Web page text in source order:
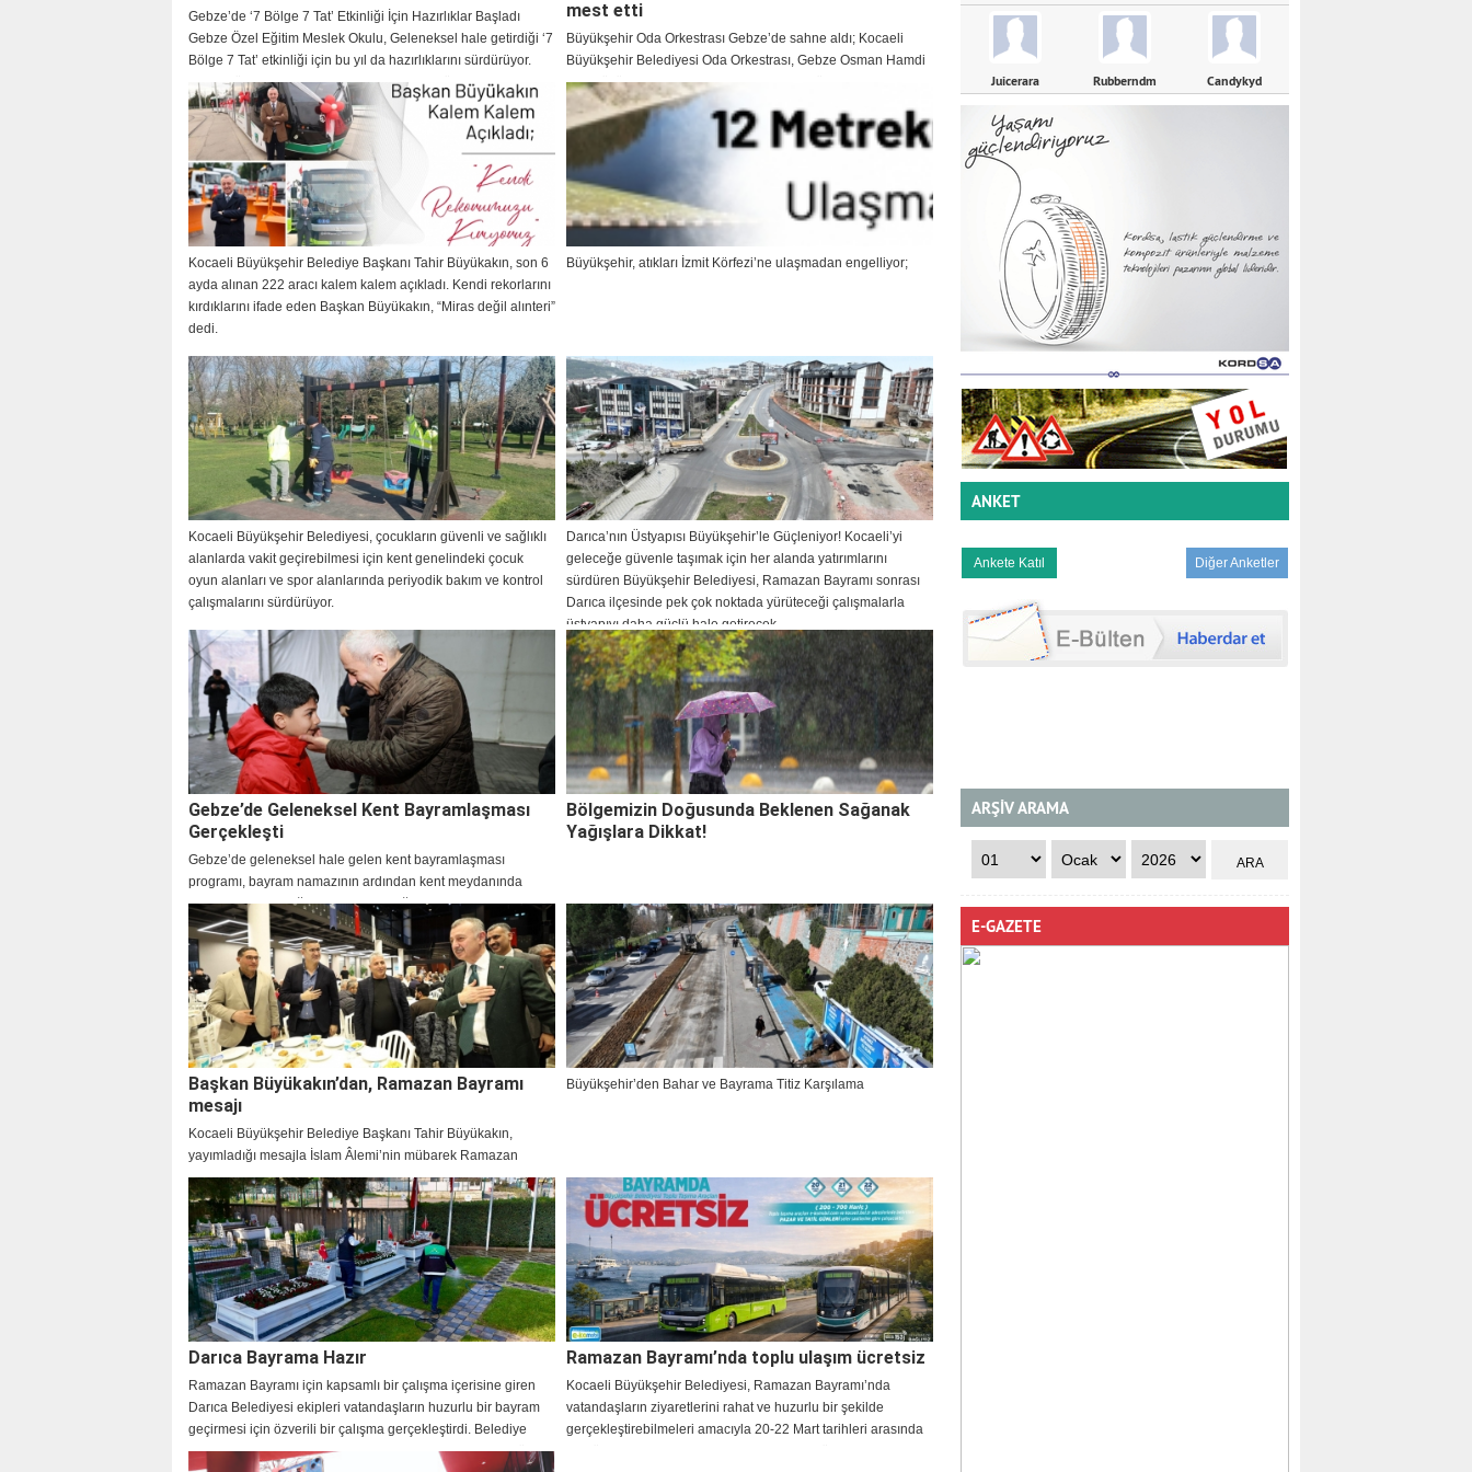
Gebze’de ‘7 Bölge 7 Tat’ Etkinliği İçin Hazırlıklar Başladı
Gebze Özel Eğitim Meslek Okulu, Geleneksel hale getirdiği ‘7
Bölge 7 Tat’ etkinliği için bu yıl da hazırlıklarını sürdürüyor.
Etkinlik öncesinde okul yetkilisiyle kısa bir röportaj
gerçekleştirdik.
mest etti
Büyükşehir Oda Orkestrası Gebze’de sahne aldı; Kocaeli
Büyükşehir Belediyesi Oda Orkestrası, Gebze Osman Hamdi
Bey Kültür Merkezi’nde Toygar Işıklı dizi müziklerini
sahneledi. Şef Engin Şen yönetimindeki konser, senfonik
yorumlarıyla Gebzelileri mest etti.
Kocaeli Büyükşehir Belediye Başkanı Tahir Büyükakın, son 6
ayda alınan 222 aracı kalem kalem açıkladı. Kendi rekorlarını
kırdıklarını ifade eden Başkan Büyükakın, “Miras değil alınteri”
dedi.
Büyükşehir, atıkları İzmit Körfezi’ne ulaşmadan engelliyor;
Kocaeli Büyükşehir Belediyesi, çocukların güvenli ve sağlıklı
alanlarda vakit geçirebilmesi için kent genelindeki çocuk
oyun alanları ve spor alanlarında periyodik bakım ve kontrol
çalışmalarını sürdürüyor.
Darıca’nın Üstyapısı Büyükşehir’le Güçleniyor! Kocaeli’yi
geleceğe güvenle taşımak için her alanda yatırımlarını
sürdüren Büyükşehir Belediyesi, Ramazan Bayramı sonrası
Darıca ilçesinde pek çok noktada yürüteceği çalışmalarla
üstyapıyı daha güçlü hale getirecek.
Gebze’de Geleneksel Kent Bayramlaşması
Gerçekleşti
Gebze’de geleneksel hale gelen kent bayramlaşması
programı, bayram namazının ardından kent meydanında
gerçekleştirildi. Yoğun katılımın olduğu programda Gebzeliler
bayram sevincini birlikte yaşadı.
Bölgemizin Doğusunda Beklenen Sağanak
Yağışlara Dikkat!
Başkan Büyükakın’dan, Ramazan Bayramı
mesajı
Kocaeli Büyükşehir Belediye Başkanı Tahir Büyükakın,
yayımladığı mesajla İslam Âlemi’nin mübarek Ramazan
Bayramı’nı tebrik etti.
Büyükşehir’den Bahar ve Bayrama Titiz Karşılama
Darıca Bayrama Hazır
Ramazan Bayramı için kapsamlı bir çalışma içerisine giren
Darıca Belediyesi ekipleri vatandaşların huzurlu bir bayram
geçirmesi için özverili bir çalışma gerçekleştirdi. Belediye
Başkanı Muzaffer Bıyık da bayram mesajı yayınlayarak tüm
Ramazan Bayramı’nda toplu ulaşım ücretsiz
Kocaeli Büyükşehir Belediyesi, Ramazan Bayramı’nda
vatandaşların ziyaretlerini rahat ve huzurlu bir şekilde
gerçekleştirebilmeleri amacıyla 20-22 Mart tarihleri arasında
Juicerara Rubberndm Candykyd
ANKET
Diğer Anketler
ARŞİV ARAMA
E-GAZETE